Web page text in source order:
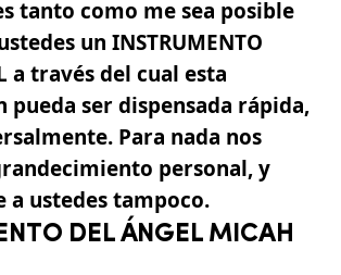
tanto como me sea posible
un INSTRUMENTO
a través del cual esta
pueda ser dispensada rápida,
Para nada nos
personal, y
a ustedes tampoco.
DEL ÁNGEL MICAH